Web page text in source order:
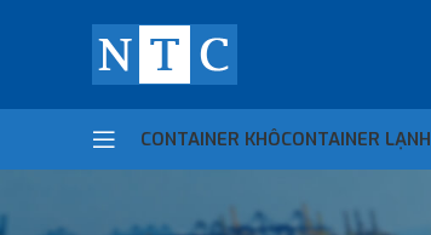
CONTAINER KHÔCONTAINER LẠNH